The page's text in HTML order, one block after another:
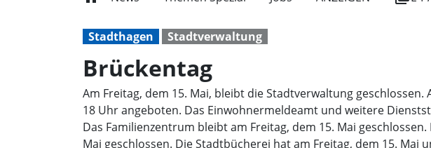
Stadthagen Stadtverwaltung
Brückentag
Am Freitag, dem 15. Mai, bleibt die Stadtverwaltung
18 Uhr angeboten. Das Einwohnermeldeamt und weitere
Das Familienzentrum bleibt am Freitag, dem 15. Mai
Mai geschlossen. Die Stadtbücherei hat am Freitag, dem 15. Mai